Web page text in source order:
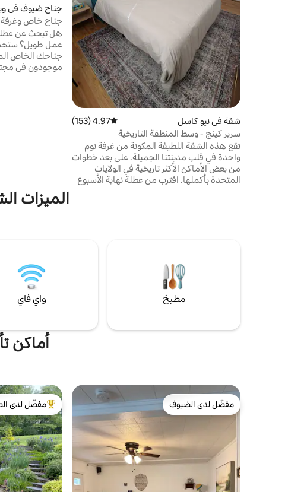
شقة في نيو كاسل متوسط التقييم 4.97 من 5، 153 مراجعات
4.97 (153)
سرير كينج - وسط المنطقة التاريخية
تقع هذه الشقة اللطيفة المكونة من غرفة نوم
واحدة في قلب مدينتنا الجميلة. على بعد خطوات
من بعض الأماكن الأكثر تاريخية في الولايات
المتحدة بأكملها. اقترب من عطلة نهاية الأسبوع
جناح ضيوف في
جناح خاص وغرفة
هل تبحث عن
عمل طويل؟
جناحك الخاص
موجودون في
الميزات
مطبخ واي فاي
أماكن
مفضّل لدى الضيوف
مفضّل لدى الضيوف
من أبرز
مفضّل لدى